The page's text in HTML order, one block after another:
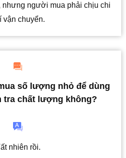
nhưng người mua phải chịu chi
vận chuyển.
số lượng nhỏ để dùng
tra chất lượng không?
nhiên rồi.